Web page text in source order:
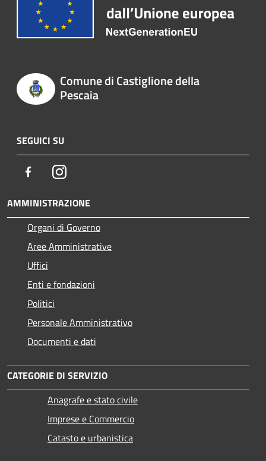
Comune di Castiglione della
Pescaia
SEGUICI SU
FacebookInstagram
AMMINISTRAZIONE
Organi di Governo
Aree Amministrative
Uffici
Enti e fondazioni
Politici
Personale Amministrativo
Documenti e dati
CATEGORIE DI SERVIZIO
Anagrafe e stato civile
Imprese e Commercio
Catasto e urbanistica